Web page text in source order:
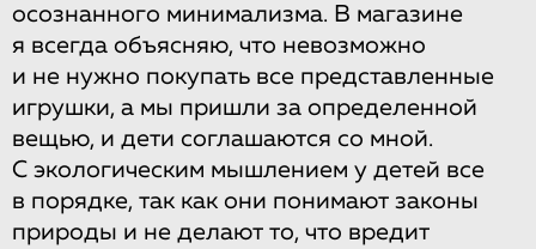
осознанного минимализма. В магазине
я всегда объясняю, что невозможно
и не нужно покупать все представленные
игрушки, а мы пришли за определенной
вещью, и дети соглашаются со мной.
С экологическим мышлением у детей все
в порядке, так как они понимают законы
природы и не делают то, что вредит